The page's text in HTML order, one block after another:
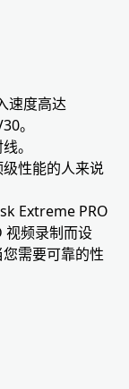
速度高达
。
。
性能的人来说
Extreme PRO
视频录制而设
需要可靠的性